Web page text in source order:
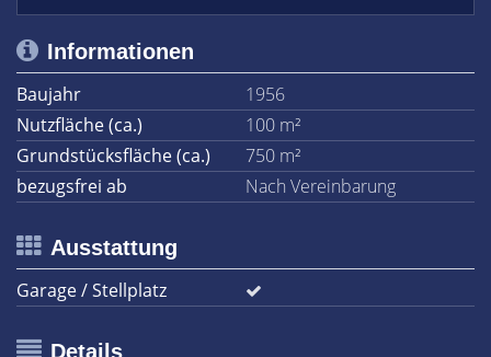
Informationen
Baujahr
1956
Nutzfläche (ca.)
100 m²
Grundstücksfläche (ca.)
750 m²
bezugsfrei ab
Nach Vereinbarung
Ausstattung
Garage / Stellplatz
Details